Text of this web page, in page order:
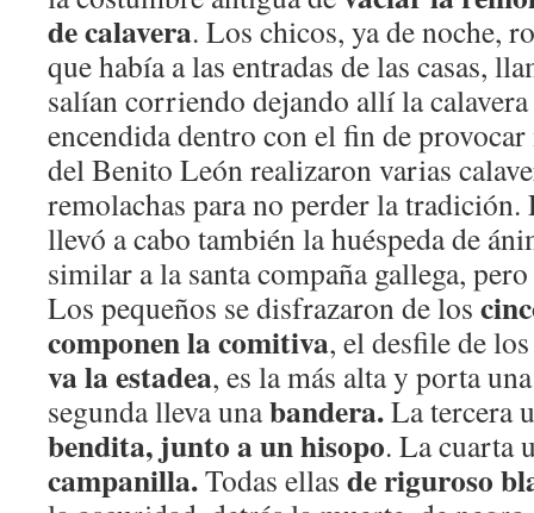
de calavera. Los chicos, ya de noche,
que había a las entradas de las casas,
salían corriendo dejando allí la
encendida dentro con el fin de
del Benito León realizaron varias
remolachas para no perder la tradición.
llevó a cabo también la huéspeda de
similar a la santa compaña gallega,
Los pequeños se disfrazaron de los
componen la comitiva, el desfile de
va la estadea, es la más alta y porta
segunda lleva unabandera.La tercera
bendita, junto a un hisopo. La cuarta
campanilla.Todas ellas de riguroso